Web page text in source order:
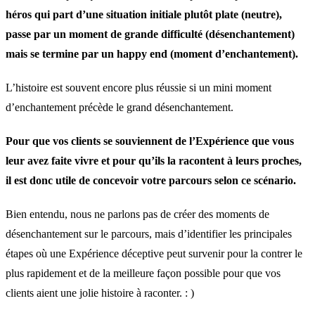
héros qui part d’une situation initiale plutôt plate (neutre),
passe par un moment de grande difficulté (désenchantement)
mais se termine par un happy end (moment d’enchantement).
L’histoire est souvent encore plus réussie si un mini moment
d’enchantement précède le grand désenchantement.
Pour que vos clients se souviennent de l’Expérience que vous
leur avez faite vivre et pour qu’ils la racontent à leurs proches,
il est donc utile de concevoir votre parcours selon ce scénario.
Bien entendu, nous ne parlons pas de créer des moments de
désenchantement sur le parcours, mais d’identifier les principales
étapes où une Expérience déceptive peut survenir pour la contrer le
plus rapidement et de la meilleure façon possible pour que vos
clients aient une jolie histoire à raconter. : )